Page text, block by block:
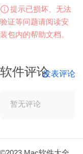
度的维护。Cities:
Skylines 拥有深度可
市规划和管理的真实
大的工具，使玩家能
提示已损坏、无法
验证等问题请阅读安
装包内的帮助文档。
软件评论发表评论
暂无评论